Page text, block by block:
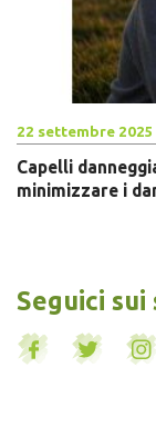
22 settembre 2025
Capelli
minimizzare i
Seguici sui